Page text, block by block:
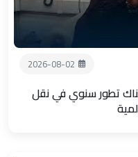
2026-08-02
تطور سنوي في نقل